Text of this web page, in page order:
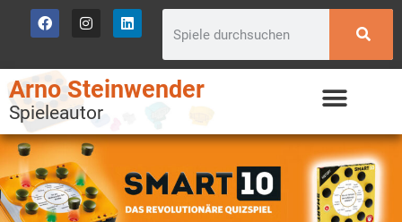
Arno Steinwender
Spieleautor